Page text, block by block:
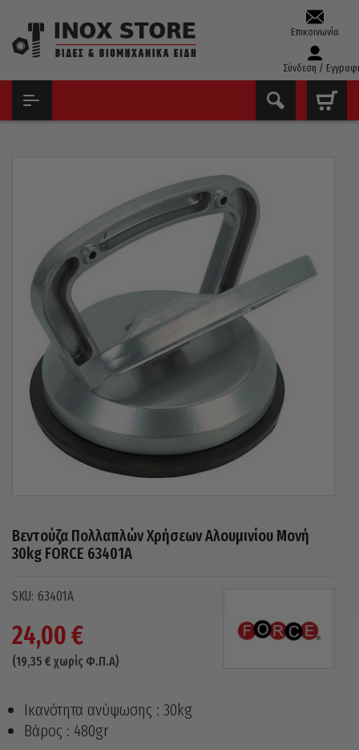
Επικοινωνία
Σύνδεση /
ΒΕΝΤΟΎΖΑ ΠΟΛΛΑΠΛΏΝ ΧΡΉΣΕΩΝ ΑΛΟΥΜΙΝΊΟΥ ΜΟΝΉ 30KG
Βεντούζα Πολλαπλών Χρήσεων Αλουμινίου Μονή
30kg FORCE 63401A
63401A
24,00€
(19,35 € χωρίς Φ.Π.Α)
Ικανότητα ανύψωσης : 30kg
Βάρος : 480gr